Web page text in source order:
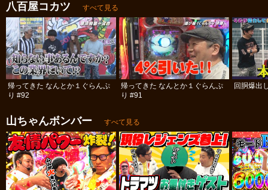
八百屋コカツ すべて見る
帰ってきた なんとか１ぐらんぷ
り #92
帰ってきた なんとか１ぐらんぷ
り #91
回胴爆出
山ちゃんボンバー すべて見る